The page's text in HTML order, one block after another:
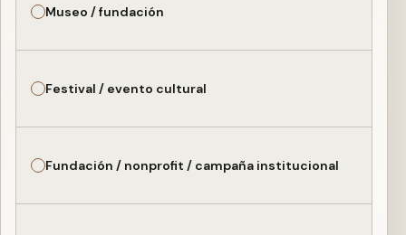
Museo / fundación
Festival / evento cultural
Fundación / nonprofit / campaña institucional